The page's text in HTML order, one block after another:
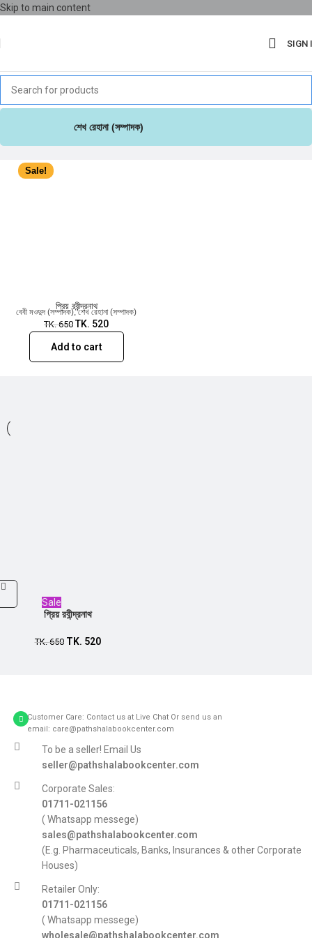
Skip to main content
SIGN
শেখ রেহানা (সম্পাদক)
Sale!
প্রিয় রবীন্দ্রনাথ
বেবী মওদুদ (সম্পাদক),শেখ রেহানা (সম্পাদক)
TK.650 TK. 520
Add to cart
Sale
প্রিয় রবীন্দ্রনাথ
TK.650 TK. 520
Customer Care: Contact us at Live Chat Or send us an
email: care@pathshalabookcenter.com
To be a seller! Email Us
seller@pathshalabookcenter.com
Corporate Sales:
01711-021156
( Whatsapp messege)
sales@pathshalabookcenter.com
(E.g. Pharmaceuticals, Banks, Insurances & other Corporate
Houses)
Retailer Only:
01711-021156
( Whatsapp messege)
wholesale@pathshalabookcenter.com